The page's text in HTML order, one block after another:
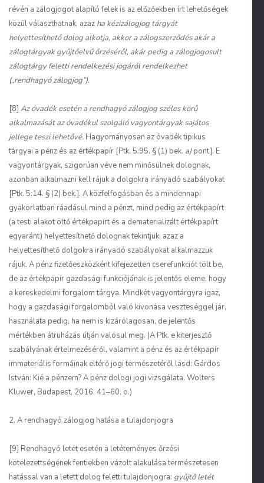
révén a zálogjogot alapító felek is az előzőekben írt lehetőségek
közül választhatnak, azaz ha kézizálogjog tárgyát
helyettesíthető dolog alkotja, akkor a zálogszerződés akár a
zálogtárgyak gyűjtőelvű őrzéséről, akár pedig a zálogjogosult
zálogtárgy feletti rendelkezési jogáról rendelkezhet
(„rendhagyó zálogjog”).
[8] Az óvadék esetén a rendhagyó zálogjog széles körű
alkalmazását az óvadékul szolgáló vagyontárgyak sajátos
jellege teszi lehetővé. Hagyományosan az óvadék tipikus
tárgyai a pénz és az értékpapír [Ptk. 5:95. § (1) bek. a) pont]. E
vagyontárgyak, szigorúan véve nem minősülnek dolognak,
azonban alkalmazni kell rájuk a dolgokra irányadó szabályokat
[Ptk. 5:14. § (2) bek.]. A közfelfogásban és a mindennapi
gyakorlatban ráadásul mind a pénzt, mind pedig az értékpapírt
(a testi alakot öltő értékpapírt és a dematerializált értékpapírt
egyaránt) helyettesíthető dolognak tekintjük, azaz a
helyettesíthető dolgokra irányadó szabályokat alkalmazzuk
rájuk. A pénz fizetőeszközként kifejezetten cserefunkciót tölt be,
de az értékpapír gazdasági funkciójának is jelentős eleme, hogy
a kereskedelmi forgalom tárgya. Mindkét vagyontárgyra igaz,
hogy a gazdasági forgalomból való kivonása veszteséggel jár,
használata pedig, ha nem is kizárólagosan, de jelentős
mértékben átruházás útján valósul meg. (A Ptk. e kiterjesztő
szabályának értelmezéséről, valamint a pénz és az értékpapír
immateriális formáinak eltérő jogi természetéről lásd: Gárdos
István: Kié a pénzem? A pénz dologi jogi vizsgálata. Wolters
Kluwer, Budapest, 2016, 41–60. o.)
2. A rendhagyó zálogjog hatása a tulajdonjogra
[9] Rendhagyó letét esetén a letéteményes őrzési
kötelezettségének fentiekben vázolt alakulása természetesen
hatással van a letett dolog feletti tulajdonjogra: gyűjtő letét